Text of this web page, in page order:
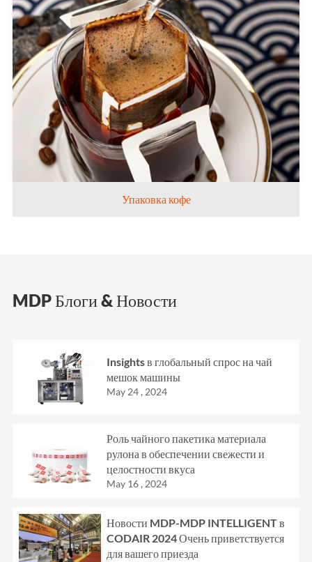
Упаковка кофе
MDP Блоги & Новости
Insights в глобальный спрос на чай
мешок машины
May 24 , 2024
Роль чайного пакетика материала
рулона в обеспечении свежести и
целостности вкуса
May 16 , 2024
Новости MDP-MDP INTELLIGENT в
CODAIR 2024 Очень приветствуется
для вашего приезда